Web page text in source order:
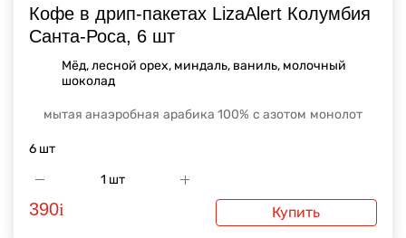
Кофе в дрип-пакетах LizaAlert Колумбия
Санта-Роса, 6 шт
Мёд, лесной орех, миндаль, ваниль, молочный
шоколад
мытая анаэробная арабика 100% с азотом монолот
6 шт
390i Купить